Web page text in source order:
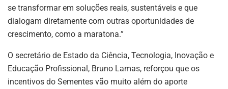
se transformar em soluções reais, sustentáveis e que
dialogam diretamente com outras oportunidades de
crescimento, como a maratona.”
O secretário de Estado da Ciência, Tecnologia, Inovação e
Educação Profissional, Bruno Lamas, reforçou que os
incentivos do Sementes vão muito além do aporte